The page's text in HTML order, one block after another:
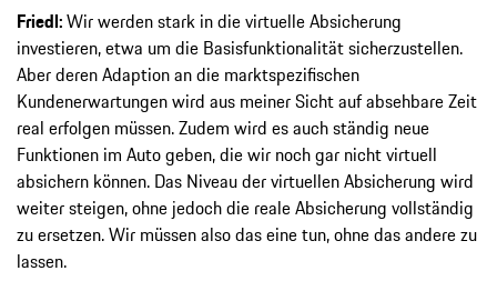
Friedl:Wir werden stark in die virtuelle Absicherung
investieren, etwa um die Basisfunktionalität sicherzustellen.
Aber deren Adaption an die marktspezifischen
Kundenerwartungen wird aus meiner Sicht auf absehbare Zeit
real erfolgen müssen. Zudem wird es auch ständig neue
Funktionen im Auto geben, die wir noch gar nicht virtuell
absichern können. Das Niveau der virtuellen Absicherung wird
weiter steigen, ohne jedoch die reale Absicherung vollständig
zu ersetzen. Wir müssen also das eine tun, ohne das andere zu
lassen.